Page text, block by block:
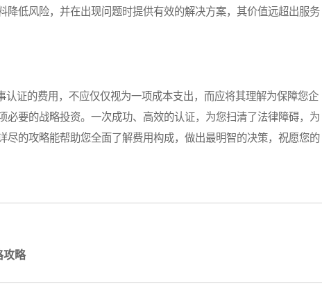
降低风险，并在出现问题时提供有效的解决方案，其价值远超出服务
证的费用，不应仅仅视为一项成本支出，而应将其理解为保障您企
必要的战略投资。一次成功、高效的认证，为您扫清了法律障碍，为
尽的攻略能帮助您全面了解费用构成，做出最明智的决策，祝愿您的
攻略